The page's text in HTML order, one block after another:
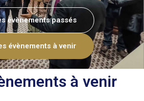
évènements passés
évènements à venir
à venir